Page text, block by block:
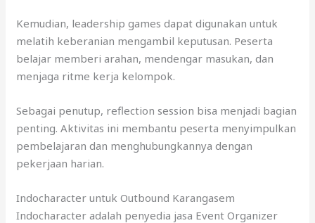
Kemudian, leadership games dapat digunakan untuk
melatih keberanian mengambil keputusan. Peserta
belajar memberi arahan, mendengar masukan, dan
menjaga ritme kerja kelompok.
Sebagai penutup, reflection session bisa menjadi bagian
penting. Aktivitas ini membantu peserta menyimpulkan
pembelajaran dan menghubungkannya dengan
pekerjaan harian.
Indocharacter untuk Outbound Karangasem
Indocharacter adalah penyedia jasa Event Organizer